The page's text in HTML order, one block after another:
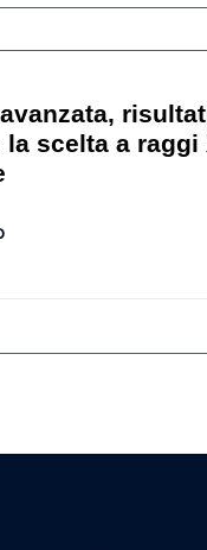
scelta a raggi